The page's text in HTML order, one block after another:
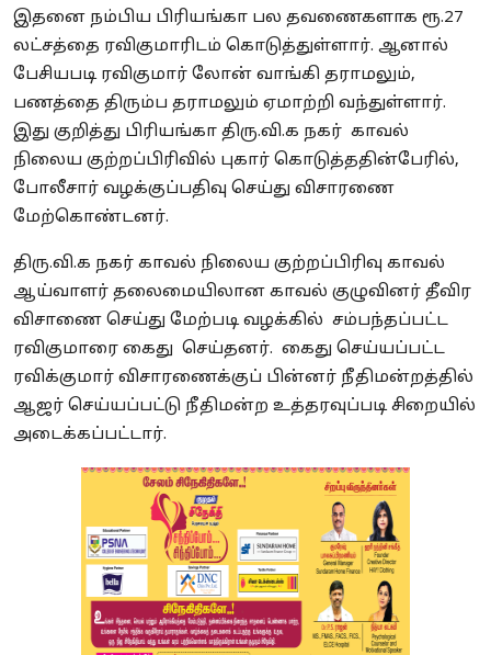
இதனை நம்பிய பிரியங்கா பல தவணைகளாக ரூ.27
லட்சத்தை ரவிகுமாரிடம் கொடுத்துள்ளார். ஆனால்
பேசியபடி ரவிகுமார் லோன் வாங்கி தராமலும்,
பணத்தை திரும்ப தராமலும் ஏமாற்றி வந்துள்ளார்.
இது குறித்து பிரியங்கா திரு.வி.க நகர் காவல்
நிலைய குற்றப்பிரிவில் புகார் கொடுத்ததின்பேரில்,
போலீசார் வழக்குப்பதிவு செய்து விசாரணை
மேற்கொண்டனர்.
திரு.வி.க நகர் காவல் நிலைய குற்றப்பிரிவு காவல்
ஆய்வாளர் தலைமையிலான காவல் குழுவினர் தீவிர
விசாணை செய்து மேற்படி வழக்கில் சம்பந்தப்பட்ட
ரவிகுமாரை கைது செய்தனர். கைது செய்யப்பட்ட
ரவிக்குமார் விசாரணைக்குப் பின்னர் நீதிமன்றத்தில்
ஆஜர் செய்யப்பட்டு நீதிமன்ற உத்தரவுப்படி சிறையில்
அடைக்கப்பட்டார்.